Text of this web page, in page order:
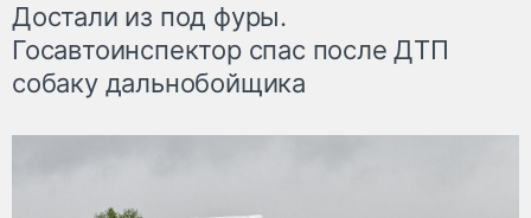
Достали из под фуры.
Госавтоинспектор спас после ДТП
собаку дальнобойщика